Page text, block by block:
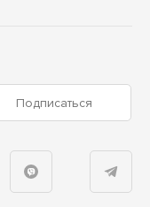
Подписаться